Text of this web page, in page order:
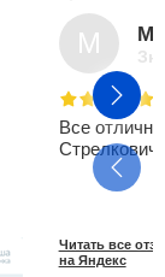
М
Все
Стрелкович
Читать все
на Яндекс